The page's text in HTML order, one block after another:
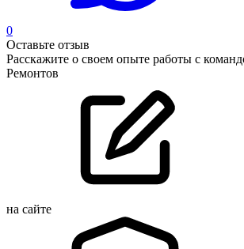
0
Оставьте отзыв
Расскажите о своем опыте работы с
Ремонтов
на сайте